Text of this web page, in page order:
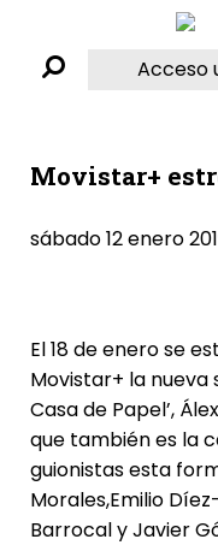
Acceso
Movistar+
sábado 12 enero
El 18 de enero se
Movistar+ la nueva
Casa de Papel’,
que también es la
guionistas esta
Morales,Emilio
Barrocal y Javier